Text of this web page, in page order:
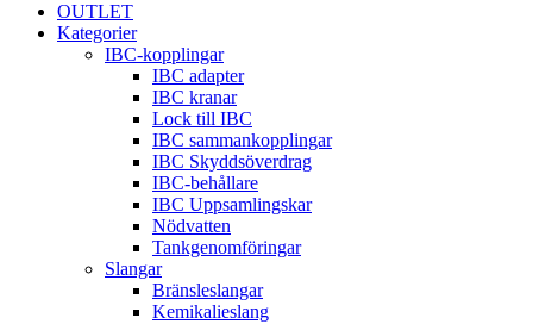
OUTLET
Kategorier
IBC-kopplingar
IBC adapter
IBC kranar
Lock till IBC
IBC sammankopplingar
IBC Skyddsöverdrag
IBC-behållare
IBC Uppsamlingskar
Nödvatten
Tankgenomföringar
Slangar
Bränsleslangar
Kemikalieslang